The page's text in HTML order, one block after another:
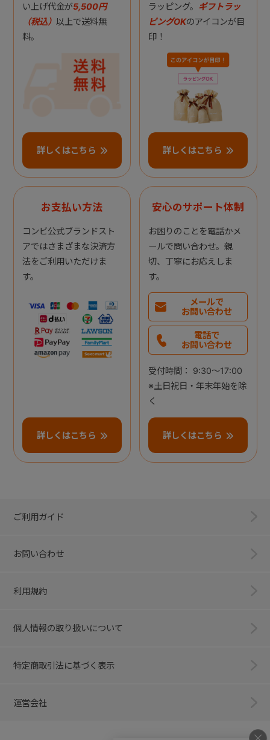
い上げ代金が5,500円
（税込） 以上で送料無
料。
詳しくはこちら
ラッピング。 ギフトラッ
ピングOKのアイコンが目
印！
詳しくはこちら
お支払い方法
コンビ公式ブランドスト
アではさまざまな決済方
法をご利用いただけま
す。
詳しくはこちら
安心のサポート体制
お困りのことを電話かメ
ールで問い合わせ。親
切、丁寧にお応えしま
す。
メールで
お問い合わせ
電話で
お問い合わせ
受付時間： 9:30～17:00
※土日祝日・年末年始を除
く
詳しくはこちら
ご利用ガイド
お問い合わせ
利用規約
個人情報の取り扱いについて
特定商取引法に基づく表示
運営会社